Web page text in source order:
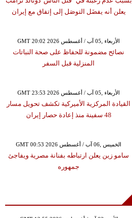
يعلن أنه يفضَل التوصَل إلى إتفاق مع إيران
GMT 20:02 2026 الأربعاء ,05 آب / أغسطس
نصائح مضمونة للحفاظ على صحة النباتات
المنزلية قبل السفر
GMT 23:53 2026 الأربعاء ,05 آب / أغسطس
القيادة المركزية الأميركية تكشف تحويل مسار
48 سفينة منذ إعادة حصار إيران
GMT 00:53 2026 الخميس ,06 آب / أغسطس
سامو زين يعلن ارتباطه بفنانة مصرية ويفاجئ
جمهوره